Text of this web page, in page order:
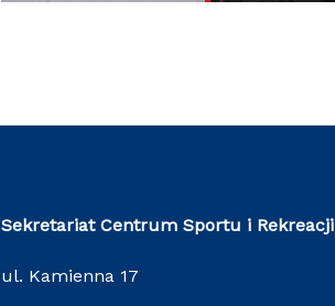
Sekretariat Centrum Sportu i Rekreacji
ul. Kamienna 17